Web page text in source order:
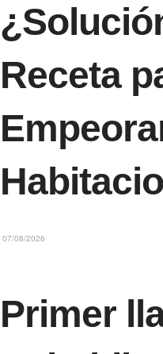
Receta
07/08/2026
Primer